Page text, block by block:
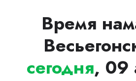
Время
сегодня, 09